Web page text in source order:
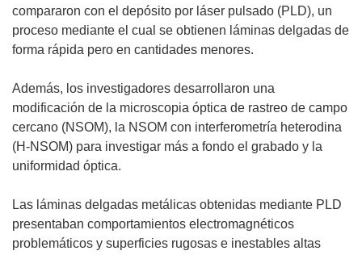
compararon con el depósito por láser pulsado (PLD), un
proceso mediante el cual se obtienen láminas delgadas de
forma rápida pero en cantidades menores.
Además, los investigadores desarrollaron una
modificación de la microscopia óptica de rastreo de campo
cercano (NSOM), la NSOM con interferometría heterodina
(H-NSOM) para investigar más a fondo el grabado y la
uniformidad óptica.
Las láminas delgadas metálicas obtenidas mediante PLD
presentaban comportamientos electromagnéticos
problemáticos y superficies rugosas e inestables altas